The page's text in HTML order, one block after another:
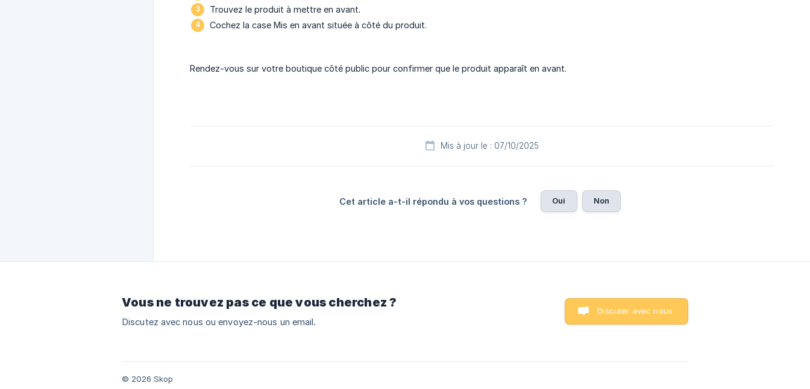
Trouvez le produit à mettre en avant.
Cochez la case Mis en avant située à côté du produit.
Rendez-vous sur votre boutique côté public pour confirmer que le produit apparaît en avant.
Mis à jour le : 07/10/2025
Cet article a-t-il répondu à vos questions ? Oui Non
Vous ne trouvez pas ce que vous cherchez ?
Discutez avec nous ou envoyez-nous un email.
Discuter avec nous
© 2026 Skop